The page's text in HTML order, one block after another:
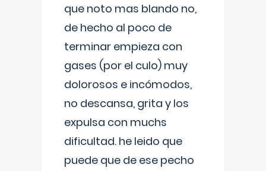
que noto mas blando no,
de hecho al poco de
terminar empieza con
gases (por el culo) muy
dolorosos e incómodos,
no descansa, grita y los
expulsa con muchs
dificultad. he leido que
puede que de ese pecho